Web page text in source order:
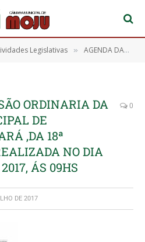
Legislativas » AGENDA DA SESSÃO ORDINÁRIA DA CÂMARA MUNICIPAL DE MOJU, REALIZADA NO DIA 29 DE JUNHO DE 2017
ORDINARIA DA
DE
,DA 18ª
NO DIA
ÁS 09HS
0
DE 2017